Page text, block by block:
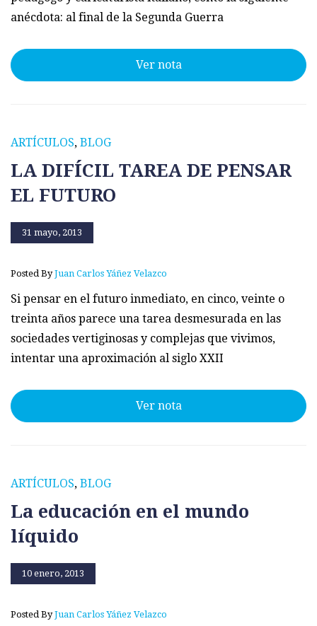
anécdota: al final de la Segunda Guerra
Ver nota
ARTÍCULOS, BLOG
LA DIFÍCIL TAREA DE PENSAR
EL FUTURO
31 mayo, 2013
Posted ByJuan Carlos Yáñez Velazco
Si pensar en el futuro inmediato, en cinco, veinte o
treinta años parece una tarea desmesurada en las
sociedades vertiginosas y complejas que vivimos,
intentar una aproximación al siglo XXII
Ver nota
ARTÍCULOS, BLOG
La educación en el mundo
líquido
10 enero, 2013
Posted ByJuan Carlos Yáñez Velazco